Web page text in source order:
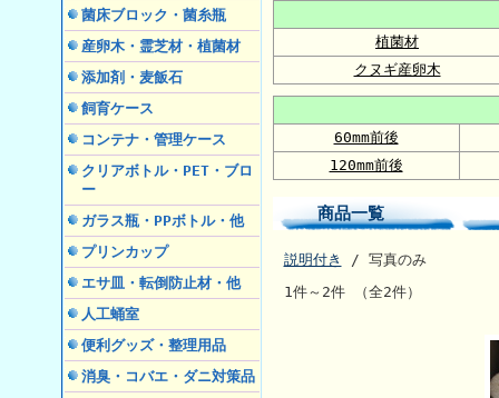
菌床ブロック・菌糸瓶
産卵木・霊芝材・植菌材
添加剤・麦飯石
飼育ケース
コンテナ・管理ケース
クリアボトル・PET・ブロ
ー
ガラス瓶・PPボトル・他
プリンカップ
エサ皿・転倒防止材・他
人工蛹室
便利グッズ・整理用品
消臭・コバエ・ダニ対策品
植菌材
クヌギ産卵木
60mm前後
120mm前後
商品一覧
説明付き
/ 写真のみ
1件～2件 （全2件）